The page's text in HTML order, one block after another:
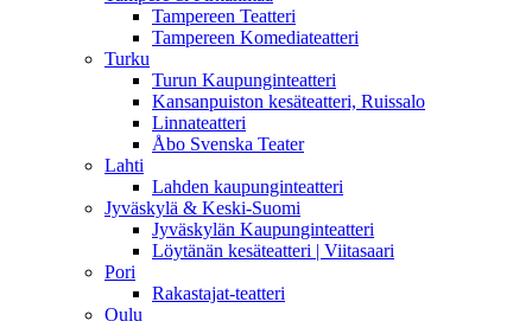
Tampereen Teatteri
Tampereen Komediateatteri
Turku
Turun Kaupunginteatteri
Kansanpuiston kesäteatteri, Ruissalo
Linnateatteri
Åbo Svenska Teater
Lahti
Lahden kaupunginteatteri
Jyväskylä & Keski-Suomi
Jyväskylän Kaupunginteatteri
Löytänän kesäteatteri | Viitasaari
Pori
Rakastajat-teatteri
Oulu